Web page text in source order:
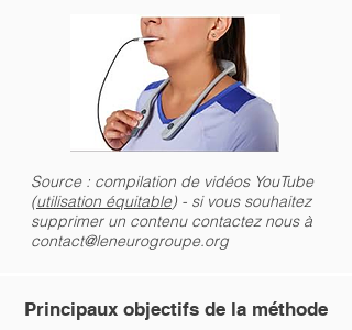
Source : compilation de vidéos YouTube
(utilisation équitable) - si vous souhaitez
supprimer un contenu contactez nous à
contact@leneurogroupe.org
Principaux objectifs de la méthode